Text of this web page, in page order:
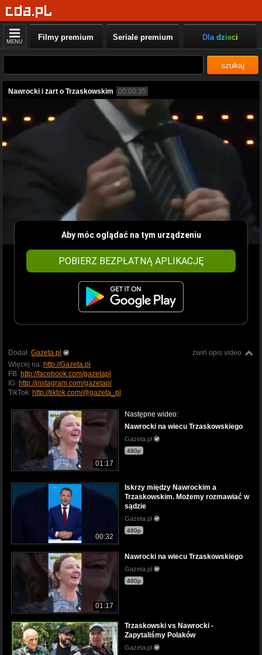
MENU Filmy premium Seriale premium Dla dzieci
szukaj
Nawrocki i żart o Trzaskowskim 00:00:35
Aby móc oglądać na tym urządzeniu
POBIERZ BEZPŁATNĄ APLIKACJĘ
zwiń opis video
Dodał: Gazeta.pl
Więcej na: http://Gazeta.pl
FB: http://facebook.com/gazetapl
IG: http://instagram.com/gazetapl
TikTok: http://tiktok.com/@gazeta_pl
01:17
Następne wideo:
Nawrocki na wiecu Trzaskowskiego
Gazeta.pl
480p
00:32
Iskrzy między Nawrockim a
Trzaskowskim. Możemy rozmawiać w
sądzie
Gazeta.pl
480p
01:17
Nawrocki na wiecu Trzaskowskiego
Gazeta.pl
480p
Trzaskowski vs Nawrocki -
Zapytaliśmy Polaków
Gazeta.pl